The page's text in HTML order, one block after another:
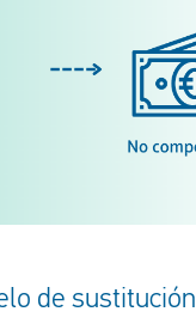
de sustitución